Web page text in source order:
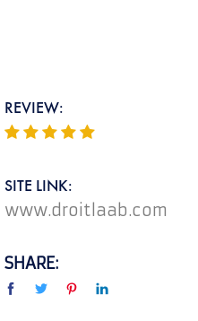
REVIEW:
SITE LINK:
www.droitlaab.com
SHARE: